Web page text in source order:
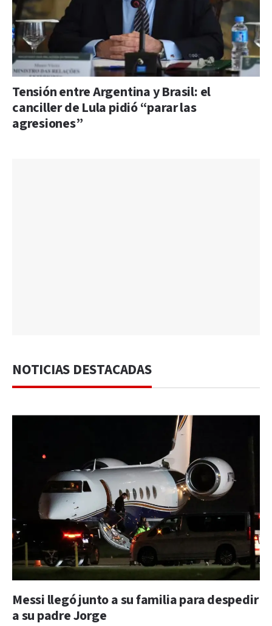
Tensión entre Argentina y Brasil: el
canciller de Lula pidió “parar las
agresiones”
NOTICIAS DESTACADAS
Messi llegó junto a su familia para despedir
a su padre Jorge